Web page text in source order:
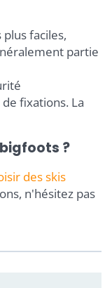
faciles,
partie
fixations. La
?
des skis
n'hésitez pas